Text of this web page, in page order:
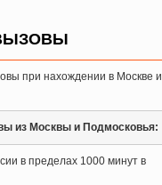
при нахождении в Москве и
из Москвы и Подмосковья:
в пределах 1000 минут в